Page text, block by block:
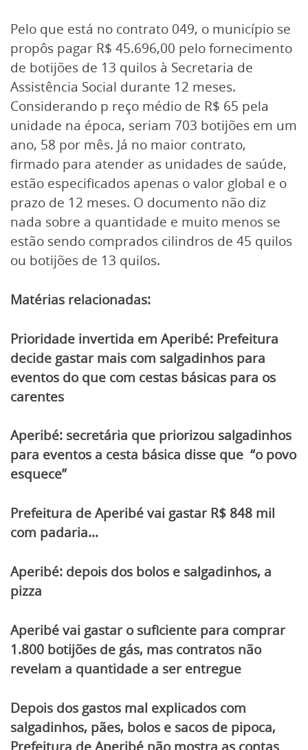
Pelo que está no contrato 049, o município se
propôs pagar R$ 45.696,00 pelo fornecimento
de botijões de 13 quilos à Secretaria de
Assistência Social durante 12 meses.
Considerando p reço médio de R$ 65 pela
unidade na época, seriam 703 botijões em um
ano, 58 por mês. Já no maior contrato,
firmado para atender as unidades de saúde,
estão especificados apenas o valor global e o
prazo de 12 meses. O documento não diz
nada sobre a quantidade e muito menos se
estão sendo comprados cilindros de 45 quilos
ou botijões de 13 quilos.
Matérias relacionadas:
Prioridade invertida em Aperibé: Prefeitura
decide gastar mais com salgadinhos para
eventos do que com cestas básicas para os
carentes
Aperibé: secretária que priorizou salgadinhos
para eventos a cesta básica disse que “o povo
esquece”
Prefeitura de Aperibé vai gastar R$ 848 mil
com padaria…
Aperibé: depois dos bolos e salgadinhos, a
pizza
Aperibé vai gastar o suficiente para comprar
1.800 botijões de gás, mas contratos não
revelam a quantidade a ser entregue
Depois dos gastos mal explicados com
salgadinhos, pães, bolos e sacos de pipoca,
Prefeitura de Aperibé não mostra as contas